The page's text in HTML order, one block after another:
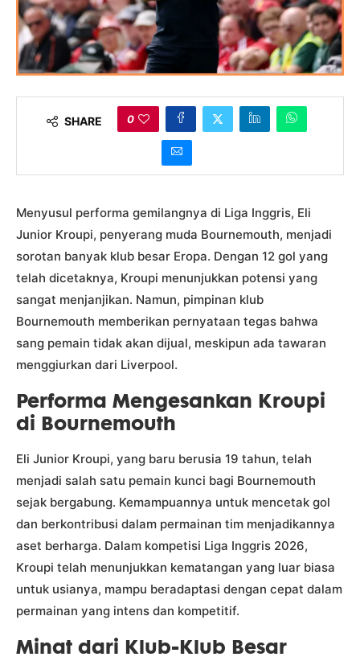
SHARE 0
Menyusul performa gemilangnya di Liga Inggris, Eli
Junior Kroupi, penyerang muda Bournemouth, menjadi
sorotan banyak klub besar Eropa. Dengan 12 gol yang
telah dicetaknya, Kroupi menunjukkan potensi yang
sangat menjanjikan. Namun, pimpinan klub
Bournemouth memberikan pernyataan tegas bahwa
sang pemain tidak akan dijual, meskipun ada tawaran
menggiurkan dari Liverpool.
Performa Mengesankan Kroupi
di Bournemouth
Eli Junior Kroupi, yang baru berusia 19 tahun, telah
menjadi salah satu pemain kunci bagi Bournemouth
sejak bergabung. Kemampuannya untuk mencetak gol
dan berkontribusi dalam permainan tim menjadikannya
aset berharga. Dalam kompetisi Liga Inggris 2026,
Kroupi telah menunjukkan kematangan yang luar biasa
untuk usianya, mampu beradaptasi dengan cepat dalam
permainan yang intens dan kompetitif.
Minat dari Klub-Klub Besar